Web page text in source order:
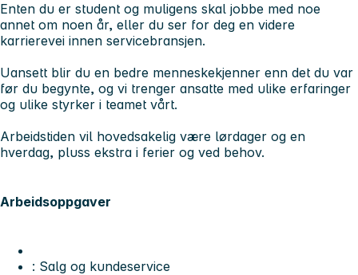
Enten du er student og muligens skal jobbe med noe
annet om noen år, eller du ser for deg en videre
karrierevei innen servicebransjen.
Uansett blir du en bedre menneskekjenner enn det du var
før du begynte, og vi trenger ansatte med ulike erfaringer
og ulike styrker i teamet vårt.
Arbeidstiden vil hovedsakelig være lørdager og en
hverdag, pluss ekstra i ferier og ved behov.
Arbeidsoppgaver
: Salg og kundeservice